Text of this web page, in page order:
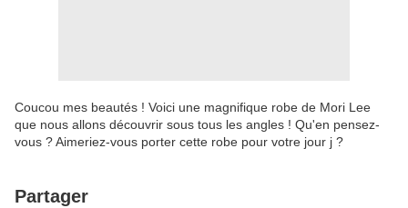
Coucou mes beautés ! Voici une magnifique robe de Mori Lee
que nous allons découvrir sous tous les angles ! Qu'en pensez-
vous ? Aimeriez-vous porter cette robe pour votre jour j ?
Partager